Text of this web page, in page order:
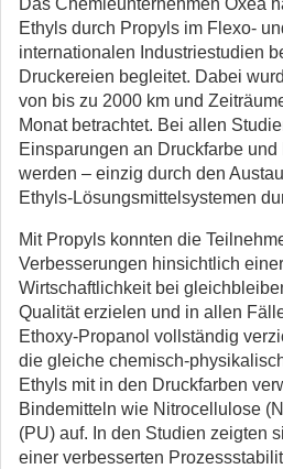
Das Chemieunternehmen Oxea
Ethyls durch Propyls im Flexo-
internationalen Industriestudien
Druckereien begleitet. Dabei
von bis zu 2000 km und
Monat betrachtet. Bei allen
Einsparungen an Druckfarbe
werden – einzig durch den
Ethyls-Lösungsmittelsystemen
Mit Propyls konnten die
Verbesserungen hinsichtlich
Wirtschaftlichkeit bei
Qualität erzielen und in allen
Ethoxy-Propanol vollständig
die gleiche chemisch-
Ethyls mit in den Druckfarben
Bindemitteln wie Nitrocellulose
(PU) auf. In den Studien zeigten
einer verbesserten